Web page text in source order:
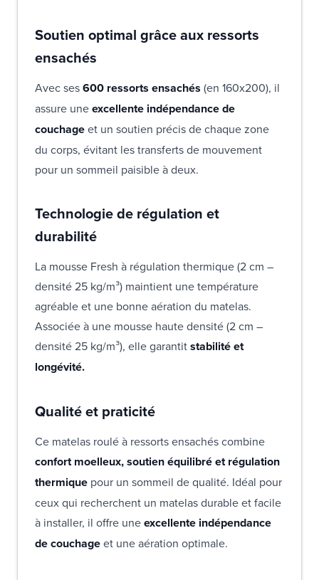
Soutien optimal grâce aux ressorts
ensachés
Avec ses600 ressorts ensachés (en 160x200), il
assure uneexcellente indépendance de
couchageet un soutien précis de chaque zone
du corps, évitant les transferts de mouvement
pour un sommeil paisible à deux.
Technologie de régulation et
durabilité
La mousse Fresh à régulation thermique (2 cm –
densité 25 kg/m³) maintient une température
agréable et une bonne aération du matelas.
Associée à une mousse haute densité (2 cm –
densité 25 kg/m³), elle garantitstabilité et
longévité.
Qualité et praticité
Ce matelas roulé à ressorts ensachés combine
confort moelleux, soutien équilibré et régulation
thermique pour un sommeil de qualité. Idéal pour
ceux qui recherchent un matelas durable et facile
à installer, il offre uneexcellente indépendance
de couchageet une aération optimale.